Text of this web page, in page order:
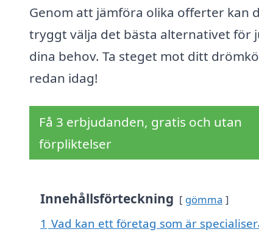
Genom att jämföra olika offerter kan
tryggt välja det bästa alternativet för
dina behov. Ta steget mot ditt
redan idag!
Få 3 erbjudanden, gratis och utan
förpliktelser
Innehållsförteckning gömma
1 Vad kan ett företag som är